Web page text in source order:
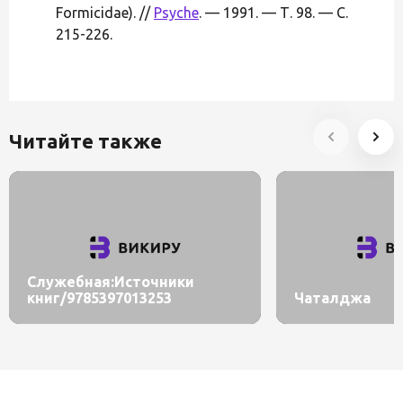
Formicidae). // Psyche. — 1991. — Т. 98. — С.
215-226.
Читайте также
Служебная:Источники
книг/9785397013253
Чаталджа